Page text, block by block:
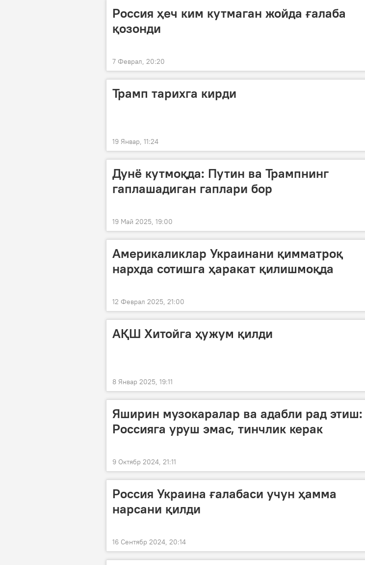
Россия ҳеч ким кутмаган жойда ғалаба
қозонди
7 Феврал, 20:20
Трамп тарихга кирди
19 Январ, 11:24
Дунё кутмоқда: Путин ва Трампнинг
гаплашадиган гаплари бор
19 Май 2025, 19:00
Америкаликлар Украинани қимматроқ
нархда сотишга ҳаракат қилишмоқда
12 Феврал 2025, 21:00
АҚШ Хитойга ҳужум қилди
8 Январ 2025, 19:11
Яширин музокаралар ва адабли рад этиш:
Россияга уруш эмас, тинчлик керак
9 Октябр 2024, 21:11
Россия Украина ғалабаси учун ҳамма
нарсани қилди
16 Сентябр 2024, 20:14